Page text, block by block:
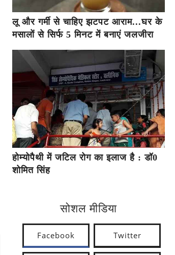
लू और गर्मी से चाहिए झटपट आराम...घर के
मसालों से सिर्फ 5 मिनट में बनाएं जलजीरा
होम्योपैथी में जटिल रोग का इलाज है : डॉ0
शोमित सिंह
सोशल मीडिया
Facebook Twitter